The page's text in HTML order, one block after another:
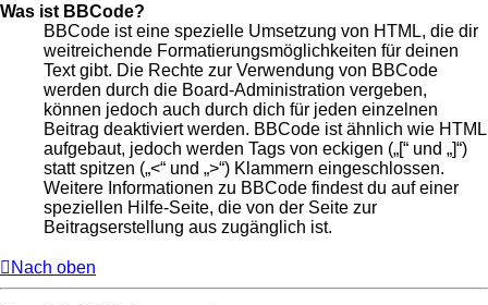
Was ist BBCode?
BBCode ist eine spezielle Umsetzung von HTML, die dir
weitreichende Formatierungsmöglichkeiten für deinen
Text gibt. Die Rechte zur Verwendung von BBCode
werden durch die Board-Administration vergeben,
können jedoch auch durch dich für jeden einzelnen
Beitrag deaktiviert werden. BBCode ist ähnlich wie HTML
aufgebaut, jedoch werden Tags von eckigen („[“ und „]“)
statt spitzen („<“ und „>“) Klammern eingeschlossen.
Weitere Informationen zu BBCode findest du auf einer
speziellen Hilfe-Seite, die von der Seite zur
Beitragserstellung aus zugänglich ist.
Nach oben